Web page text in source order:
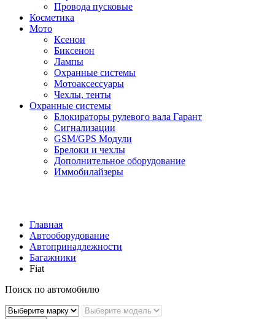
Провода пусковые
Косметика
Мото
Ксенон
Биксенон
Лампы
Охранные системы
Мотоаксессуары
Чехлы, тенты
Охранные системы
Блокираторы рулевого вала Гарант
Сигнализации
GSM/GPS Модули
Брелоки и чехлы
Дополнительное оборудование
Иммобилайзеры
Главная
Автооборудование
Автопринадлежности
Багажники
Fiat
Поиск по автомобилю